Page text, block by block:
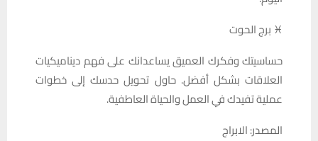
♓ برج الحوت
حساسيتك وفكرك العميق يساعدانك على فهم ديناميكيات
العلاقات بشكل أفضل. حاول تحويل حدسك إلى خطوات
عملية تفيدك في العمل والحياة العاطفية.
المصدر: الابراج